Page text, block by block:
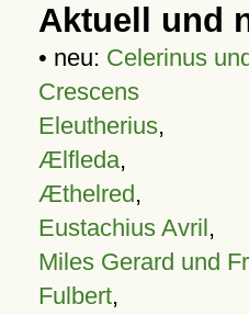
Aktuell und
• neu: Celerinus
Crescens
Eleutherius,
Ælfleda,
Æthelred,
Eustachius Avril,
Miles Gerard und
Fulbert,